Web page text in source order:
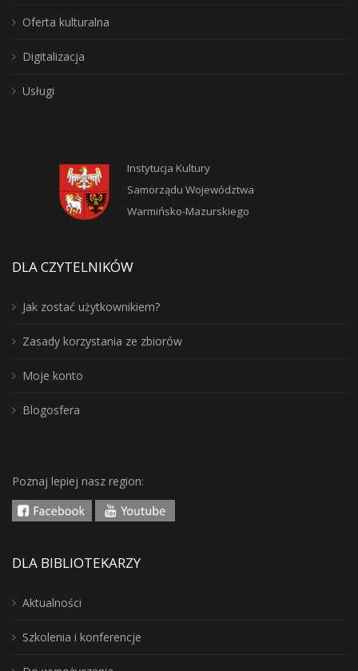
Oferta kulturalna
Digitalizacja
Usługi
Instytucja Kultury
Samorządu Województwa
Warmińsko-Mazurskiego
DLA CZYTELNIKÓW
Jak zostać użytkownikiem?
Zasady korzystania ze zbiorów
Moje konto
Blogosfera
Poznaj lepiej nasz region:
DLA BIBLIOTEKARZY
Aktualności
Szkolenia i konferencje